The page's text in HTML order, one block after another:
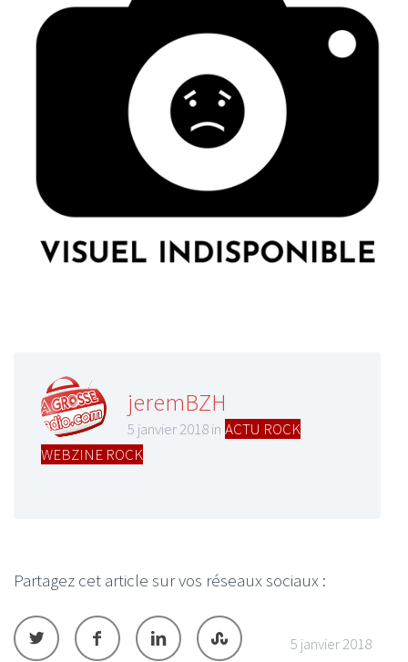
jeremBZH
5 janvier 2018 in ACTU ROCK
WEBZINE ROCK
Partagez cet article sur vos réseaux sociaux :
5 janvier 2018